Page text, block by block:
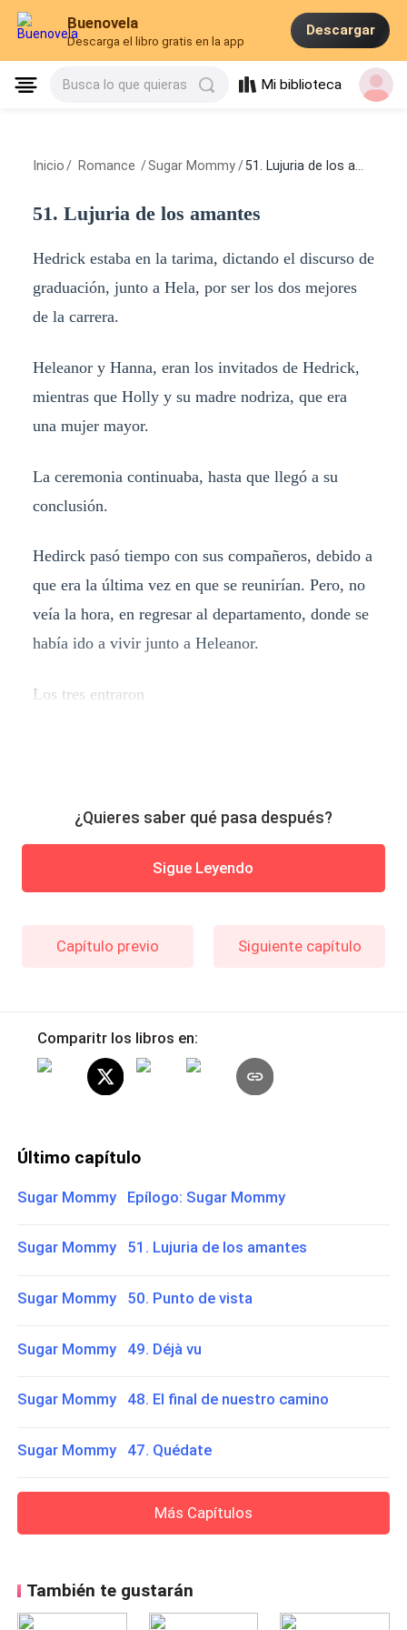
Buenovela
Descarga el libro gratis en la app
Descargar
Busca lo que quieras Mi biblioteca
Inicio / Romance /Sugar Mommy /51. Lujuria de los amantes
51. Lujuria de los amantes
Hedrick estaba en la tarima, dictando el discurso de
graduación, junto a Hela, por ser los dos mejores
de la carrera.
Heleanor y Hanna, eran los invitados de Hedrick,
mientras que Holly y su madre nodriza, que era
una mujer mayor.
La ceremonia continuaba, hasta que llegó a su
conclusión.
Hedirck pasó tiempo con sus compañeros, debido a
que era la última vez en que se reunirían. Pero, no
veía la hora, en regresar al departamento, donde se
había ido a vivir junto a Heleanor.
Los tres entraron
¿Quieres saber qué pasa después?
Sigue Leyendo
Capítulo previo Siguiente capítulo
Comparitr los libros en:
Último capítulo
Sugar Mommy Epílogo: Sugar Mommy
Sugar Mommy 51. Lujuria de los amantes
Sugar Mommy 50. Punto de vista
Sugar Mommy 49. Déjà vu
Sugar Mommy 48. El final de nuestro camino
Sugar Mommy 47. Quédate
Más Capítulos
También te gustarán